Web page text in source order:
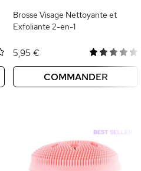
Brosse Visage Nettoyante et
Exfoliante 2-en-1
5,95 €
COMMANDER